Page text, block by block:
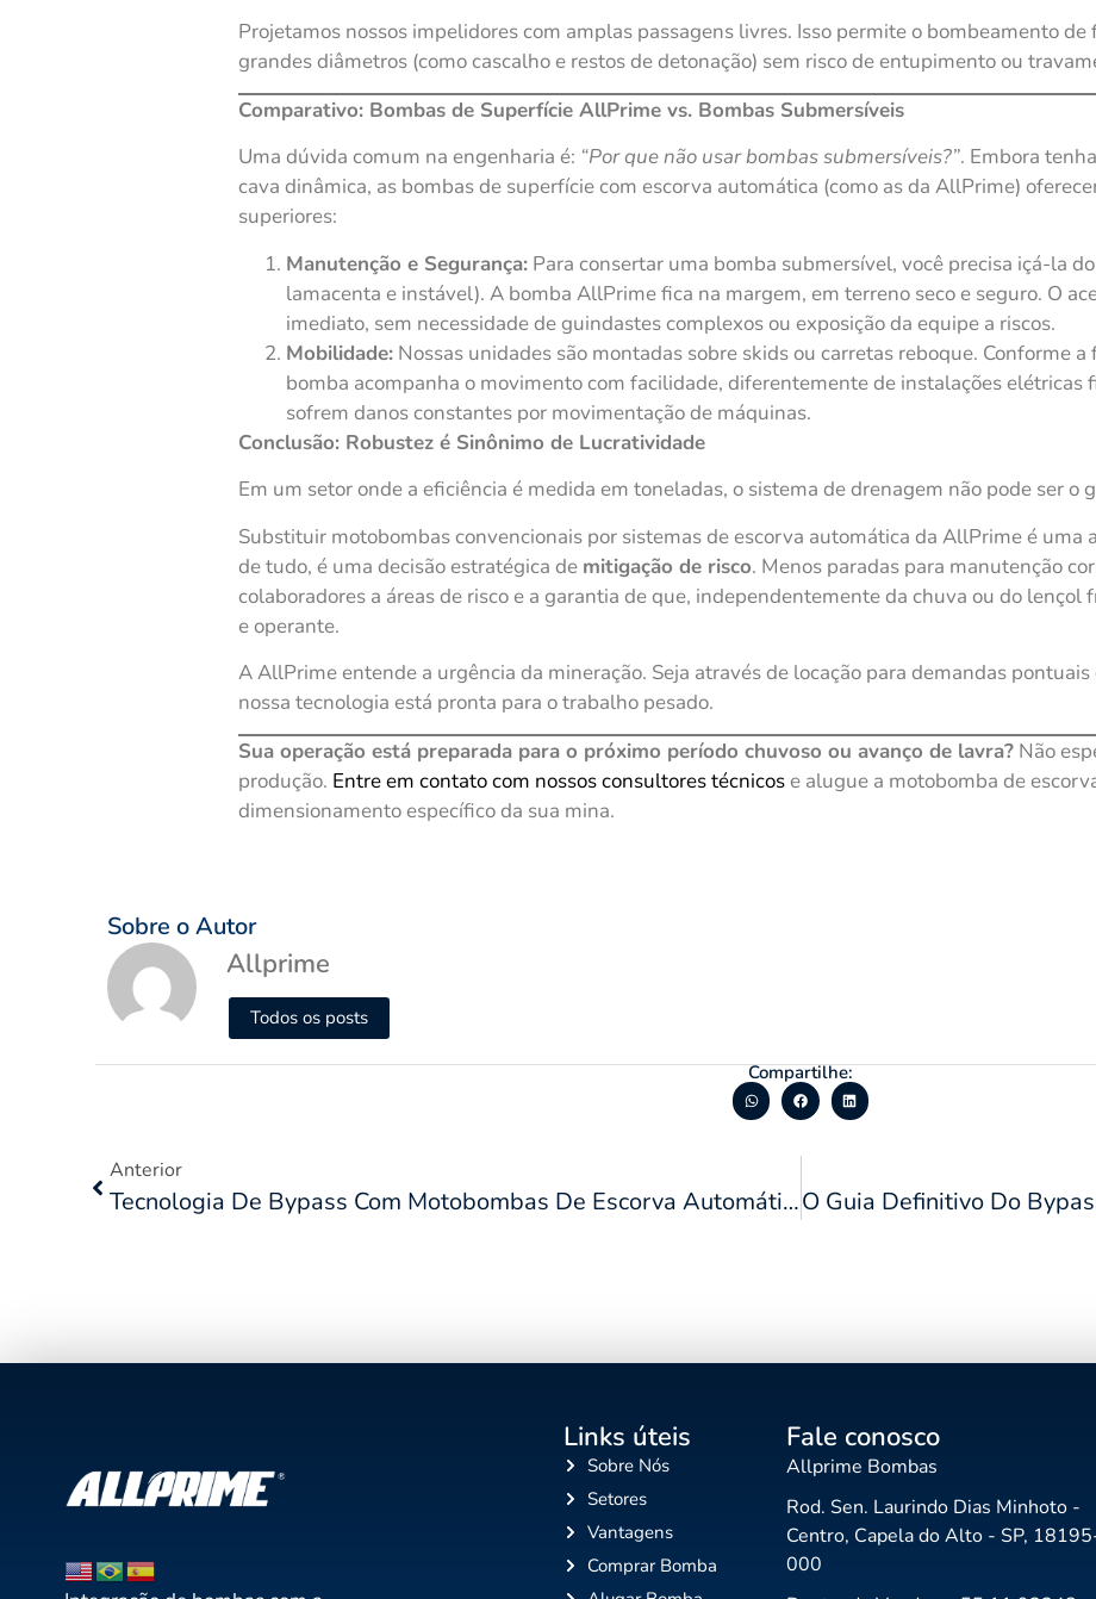
Projetamos nossos impelidores com amplas passagens livres. Isso permite o bombeamento
grandes diâmetros (como cascalho e restos de detonação) sem risco de entupimento ou
Comparativo: Bombas de Superfície AllPrime vs. Bombas Submersíveis
Uma dúvida comum na engenharia é: “Por que não usar bombas submersíveis?”. Embora
cava dinâmica, as bombas de superfície com escorva automática (como as da AllPrime)
superiores:
Manutenção e Segurança: Para consertar uma bomba submersível, você precisa içá-la
lamacenta e instável). A bomba AllPrime fica na margem, em terreno seco e seguro. O
imediato, sem necessidade de guindastes complexos ou exposição da equipe a riscos.
Mobilidade: Nossas unidades são montadas sobre skids ou carretas reboque. Conforme
bomba acompanha o movimento com facilidade, diferentemente de instalações elétricas
sofrem danos constantes por movimentação de máquinas.
Conclusão: Robustez é Sinônimo de Lucratividade
Em um setor onde a eficiência é medida em toneladas, o sistema de drenagem não pode ser o
Substituir motobombas convencionais por sistemas de escorva automática da AllPrime é uma
de tudo, é uma decisão estratégica de mitigação de risco. Menos paradas para manutenção
colaboradores a áreas de risco e a garantia de que, independentemente da chuva ou do lençol
e operante.
A AllPrime entende a urgência da mineração. Seja através de locação para demandas
nossa tecnologia está pronta para o trabalho pesado.
Sua operação está preparada para o próximo período chuvoso ou avanço de lavra? Não
produção. Entre em contato com nossos consultores técnicose alugue a motobomba de
dimensionamento específico da sua mina.
Sobre o Autor
Allprime
Todos os posts
Compartilhe:
Anterior
Tecnologia De Bypass Com Motobombas De Escorva Automática: Garantindo A Continuidade Operacional Em ETEs E Estações Elevatórias
Links úteis
Sobre Nós
Setores
Vantagens
Comprar Bomba
Fale conosco
Allprime Bombas
Rod. Sen. Laurindo Dias Minhoto -
Centro, Capela do Alto - SP,
000